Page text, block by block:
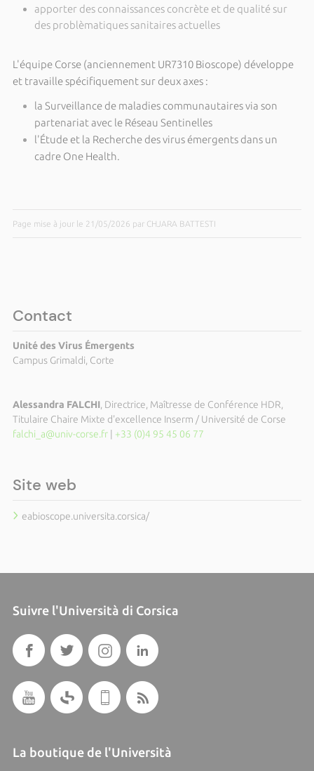
apporter des connaissances concrète et de qualité sur
des problèmatiques sanitaires actuelles
L'équipe Corse (anciennement UR7310 Bioscope) développe
et travaille spécifiquement sur deux axes :
la Surveillance de maladies communautaires via son
partenariat avec le Réseau Sentinelles
l'Étude et la Recherche des virus émergents dans un
cadre One Health.
Page mise à jour le 21/05/2026 par CHJARA BATTESTI
Contact
Unité des Virus Émergents
Campus Grimaldi, Corte
Alessandra FALCHI, Directrice, Maîtresse de Conférence HDR,
Titulaire Chaire Mixte d'excellence Inserm / Université de Corse
falchi_a@univ-corse.fr| +33 (0)4 95 45 06 77
Site web
eabioscope.universita.corsica/
Suivre l'Università di Corsica
La boutique de l'Università